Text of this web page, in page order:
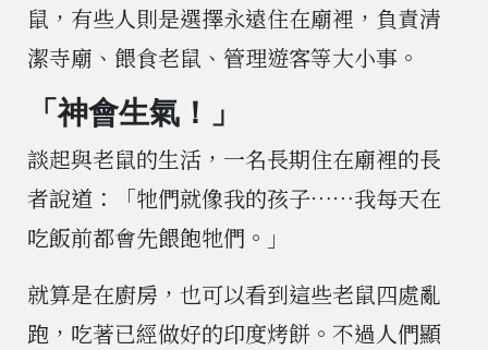
鼠，有些人則是選擇永遠住在廟裡，負責清
潔寺廟、餵食老鼠、管理遊客等大小事。
「神會生氣！」
談起與老鼠的生活，一名長期住在廟裡的長
者說道：「牠們就像我的孩子⋯⋯我每天在
吃飯前都會先餵飽牠們。」
就算是在廚房，也可以看到這些老鼠四處亂
跑，吃著已經做好的印度烤餅。不過人們顯